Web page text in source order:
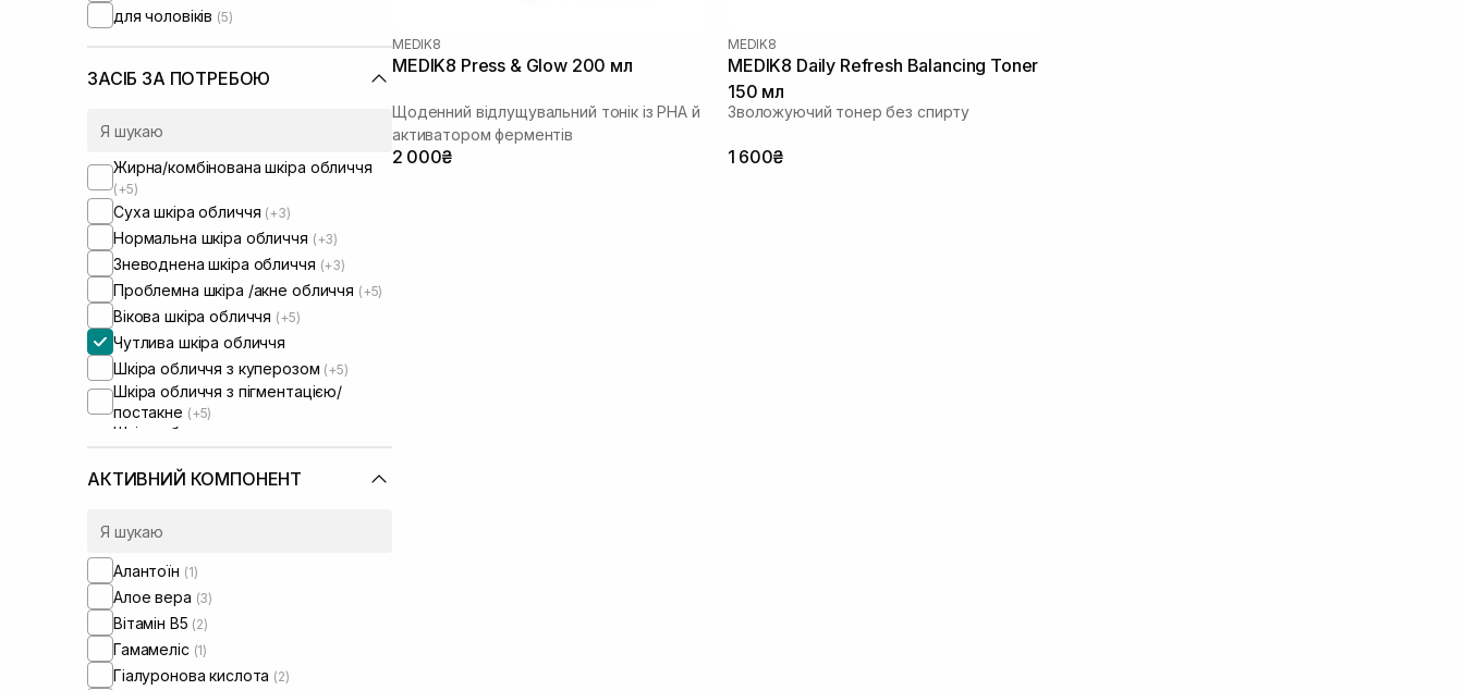
для чоловіків (5)
ЗАСІБ ЗА ПОТРЕБОЮ
Жирна/комбінована шкіра обличчя
(+5)
Суха шкіра обличчя (+3)
Нормальна шкіра обличчя (+3)
Зневоднена шкіра обличчя (+3)
Проблемна шкіра /акне обличчя (+5)
Вікова шкіра обличчя (+5)
Чутлива шкіра обличчя
Шкіра обличчя з куперозом (+5)
Шкіра обличчя з пігментацією/
постакне (+5)
Шкіра обличчя з розширеними
порами
Шкіра обличчя з порушеним
мікробіомом
АКТИВНИЙ КОМПОНЕНТ
Алантоїн (1)
Алое вера (3)
Вітамін B5 (2)
Гамамеліс (1)
Гіалуронова кислота (2)
MEDIK8
MEDIK8 Press & Glow 200 мл
Щоденний відлущувальний тонік із РНА й
активатором ферментів
2 000₴
MEDIK8
MEDIK8 Daily Refresh Balancing Toner
150 мл
Зволожуючий тонер без спирту
1 600₴